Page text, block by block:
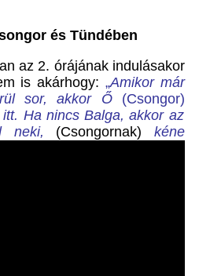
és Tündében
az 2. órájának indulásakor
is akárhogy:„Amikor már
sor, akkor Ő (Csongor)
Ha nincs Balga, akkor az
neki,
(Csongornak) kéne